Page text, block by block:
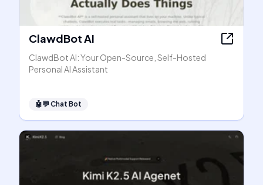
ClawdBot AI
ClawdBot AI: Your Open-Source, Self-Hosted
Personal AI Assistant
🤖💬 Chat Bot